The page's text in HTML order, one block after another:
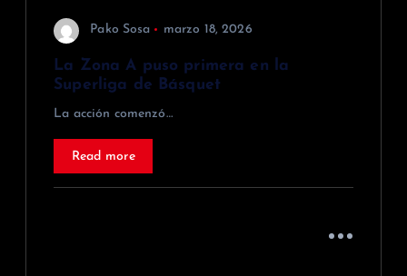
Pako Sosa marzo 18, 2026
La Zona A puso primera en la
Superliga de Básquet
La acción comenzó…
Read more